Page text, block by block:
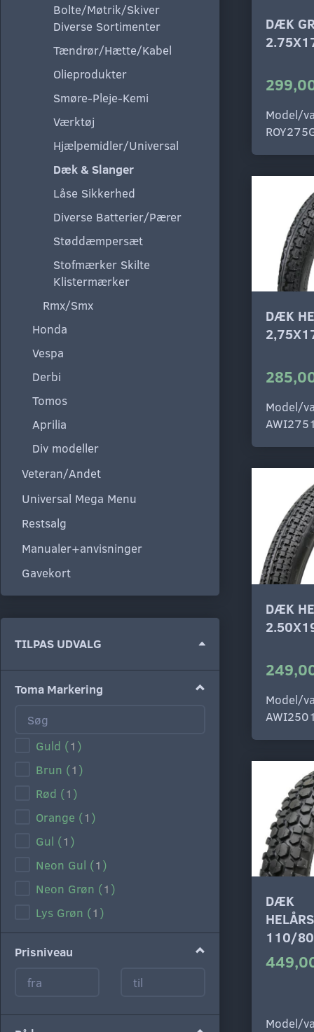
Bolte/Møtrik/Skiver
Diverse Sortimenter
Tændrør/Hætte/Kabel
Olieprodukter
Smøre-Pleje-Kemi
Værktøj
Hjælpemidler/Universal
Dæk & Slanger
Låse Sikkerhed
Diverse Batterier/Pærer
Støddæmpersæt
Stofmærker Skilte
Klistermærker
Rmx/Smx
Honda
Vespa
Derbi
Tomos
Aprilia
Div modeller
Veteran/Andet
Universal Mega Menu
Restsalg
Manualer+anvisninger
Gavekort
TILPAS UDVALG
Toma Markering
Guld (1 )
Brun (1 )
Rød (1 )
Orange (1 )
Gul (1 )
Neon Gul (1 )
Neon Grøn (1 )
Lys Grøn (1 )
Mørk Grøn(1)
Lys Blå
Blå
Prisniveau
DÆK
Model/
DÆK
Model/
DÆK
Model/
DÆK
110/
Model/